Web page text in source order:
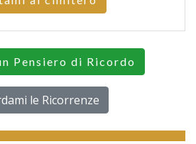
Pensiero di Ricordo
le Ricorrenze